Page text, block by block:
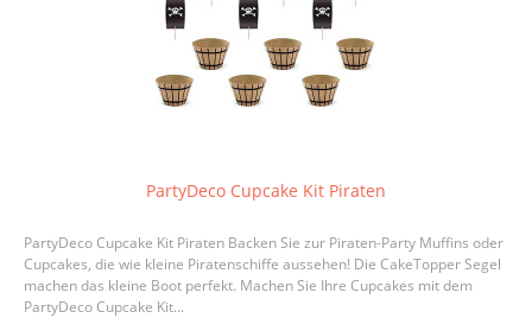
PartyDeco Cupcake Kit Piraten
PartyDeco Cupcake Kit Piraten Backen Sie zur Piraten-Party Muffins oder
Cupcakes, die wie kleine Piratenschiffe aussehen! Die CakeTopper Segel
machen das kleine Boot perfekt. Machen Sie Ihre Cupcakes mit dem
PartyDeco Cupcake Kit...